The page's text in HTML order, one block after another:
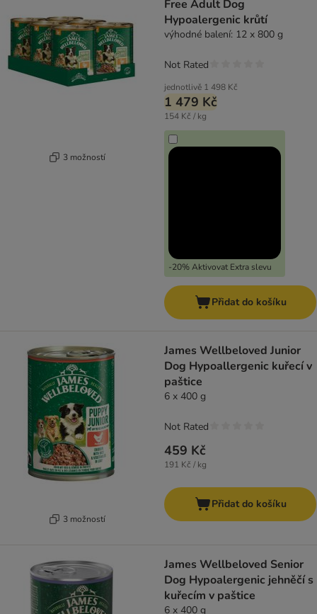
3 možností
Free Adult Dog
Hypoalergenic krůtí
výhodné balení: 12 x 800 g
jednotlivě 1 498 Kč
1 479 Kč
154 Kč / kg
-20% Aktivovat Extra slevu
Not Rated
Přidat do košíku
3 možností
James Wellbeloved Junior
Dog Hypoallergenic kuřecí v
paštice
6 x 400 g
459 Kč
191 Kč / kg
Not Rated
Přidat do košíku
James Wellbeloved Senior
Dog Hypoalergenic jehněčí s
kuřecím v paštice
6 x 400 g